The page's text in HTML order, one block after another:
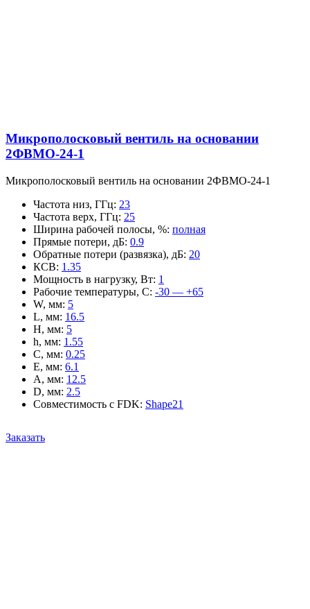
Микрополосковый вентиль на основании
2ФВМO-24-1
Микрополосковый вентиль на основании 2ФВМO-24-1
Частота низ, ГГц: 23
Частота верх, ГГц: 25
Ширина рабочей полосы, %: полная
Прямые потери, дБ: 0.9
Обратные потери (развязка), дБ: 20
КСВ: 1.35
Мощность в нагрузку, Вт: 1
Рабочие температуры, С: -30 — +65
W, мм: 5
L, мм: 16.5
H, мм: 5
h, мм: 1.55
C, мм: 0.25
E, мм: 6.1
A, мм: 12.5
D, мм: 2.5
Совместимость с FDK: Shape21
Заказать